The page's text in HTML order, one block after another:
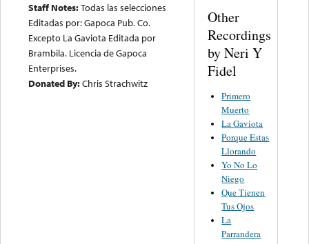
Staff Notes:Todas las selecciones
Editadas por: Gapoca Pub. Co.
Excepto La Gaviota Editada por
Brambila. Licencia de Gapoca
Enterprises.
Donated By:Chris Strachwitz
Other
Recordings
by Neri Y
Fidel
Primero
Muerto
La Gaviota
Porque Estas
Llorando
Yo No Lo
Niego
Que Tienen
Tus Ojos
La
Parrandera